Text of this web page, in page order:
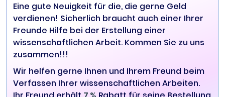
Eine gute Neuigkeit für die, die gerne Geld
verdienen! Sicherlich braucht auch einer Ihrer
Freunde Hilfe bei der Erstellung einer
wissenschaftlichen Arbeit. Kommen Sie zu uns
zusammen!!!
Wir helfen gerne Ihnen und Ihrem Freund beim
Verfassen Ihrer wissenschaftlichen Arbeiten.